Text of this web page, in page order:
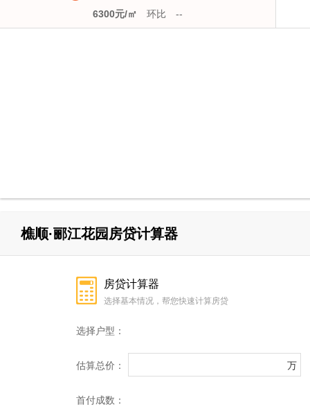
6300元/㎡
环比 --
樵顺·郦江花园房贷计算器
房贷计算器
选择基本情况，帮您快速计算房贷
选择户型：
估算总价： 万
首付成数：